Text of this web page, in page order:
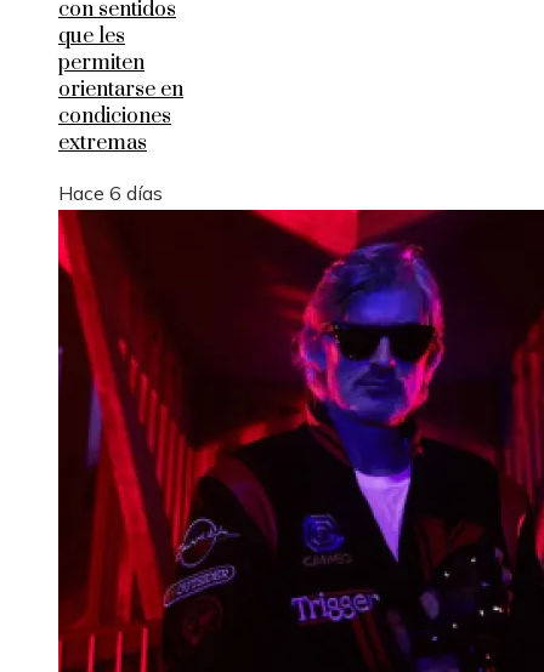
con sentidos
que les
permiten
orientarse en
condiciones
extremas
Hace 6 días